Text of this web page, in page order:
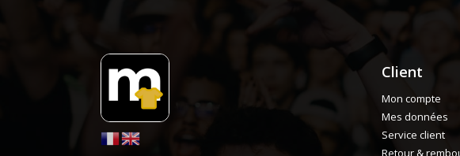
Client
Mon compte
Mes données
Service client
Retour &